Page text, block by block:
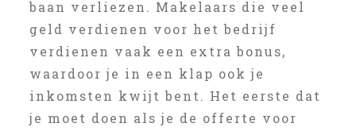
baan verliezen. Makelaars die veel
geld verdienen voor het bedrijf
verdienen vaak een extra bonus,
waardoor je in een klap ook je
inkomsten kwijt bent. Het eerste dat
je moet doen als je de offerte voor